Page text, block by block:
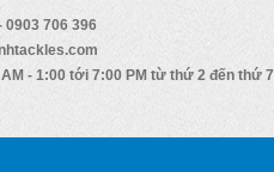
0903 706 396
- 1:00 tới 7:00 PM từ thứ 2 đến thứ 7